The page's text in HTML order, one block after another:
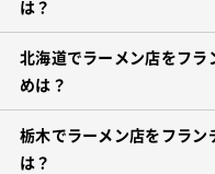
は？
北海道でラーメン店をフ
めは？
栃木でラーメン店をフラ
は？